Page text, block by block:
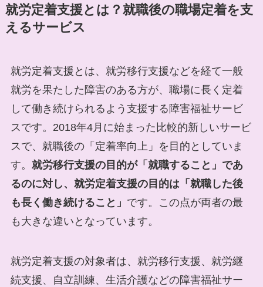
就労定着支援とは？就職後の職場定着を支
えるサービス
就労定着支援とは、就労移行支援などを経て一般
就労を果たした障害のある方が、職場に長く定着
して働き続けられるよう支援する障害福祉サービ
スです。2018年4月に始まった比較的新しいサービ
スで、就職後の「定着率向上」を目的としていま
す。 就労移行支援の目的が「就職すること」であ
るのに対し、就労定着支援の目的は「就職した後
も長く働き続けること」 です。この点が両者の最
も大きな違いとなっています。
就労定着支援の対象者は、就労移行支援、就労継
続支援、自立訓練、生活介護などの障害福祉サー